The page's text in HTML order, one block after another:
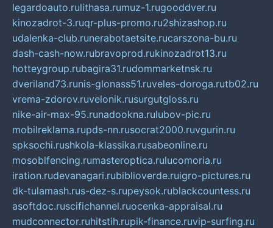
legardoauto.rulithasa.rumuz-1.rugooddver.ru
kinozadrot-3.ruqr-plus-promo.ru2shizashop.ru
udalenka-club.runerabotaetsite.rucarszona-bu.ru
dash-cash-now.rubravoprod.rukinozadrot13.ru
hotteygroup.rubagira31.rudommarketnsk.ru
dveriland73.runis-glonass51.ruveles-doroga.rutb02.ru
vrema-zdorov.ruvelonik.rusurgutgloss.ru
nike-air-max-95.runadookna.rulubov-pic.ru
mobilreklama.rupds-nn.rusocrat2000.ruvgurin.ru
spksochi.rushkola-klassika.rusabeonline.ru
mosoblfencing.rumasteroptica.rulucomoria.ru
iration.rudevanagari.rubiblioverde.ruigro-pictures.ru
dk-tulamash.rus-dez-s.rupeysok.rublackcountess.ru
asoftdoc.ruscifichannel.ruocenka-appraisal.ru
mudconnector.ruhitstih.rupik-finance.ruvip-surfing.ru